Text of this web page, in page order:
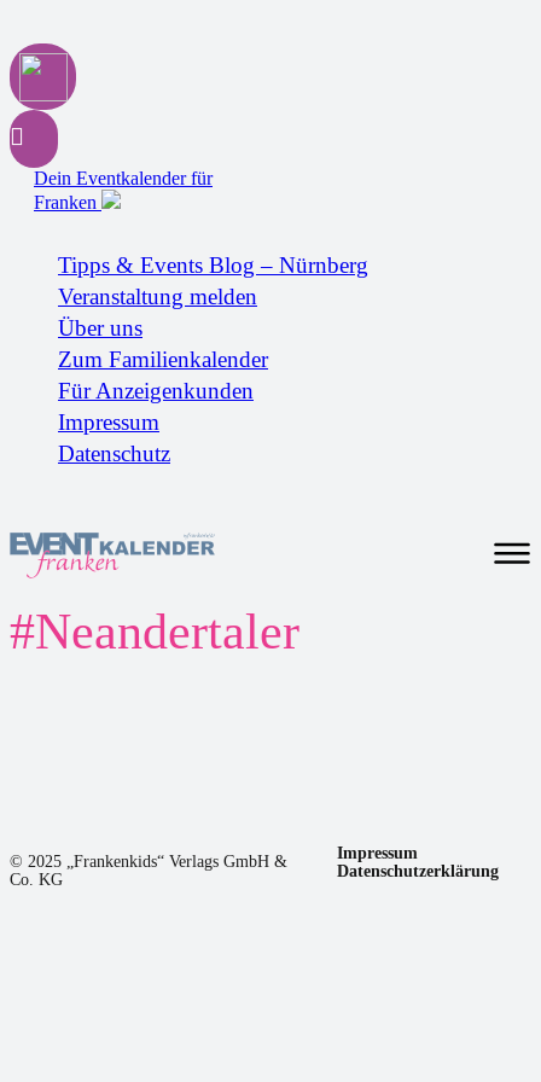
Dein Eventkalender für
Franken
Tipps & Events Blog – Nürnberg
Veranstaltung melden
Über uns
Zum Familienkalender
Für Anzeigenkunden
Impressum
Datenschutz
#Neandertaler
© 2025 „Frankenkids“ Verlags GmbH &
Co. KG
Impressum
Datenschutzerklärung